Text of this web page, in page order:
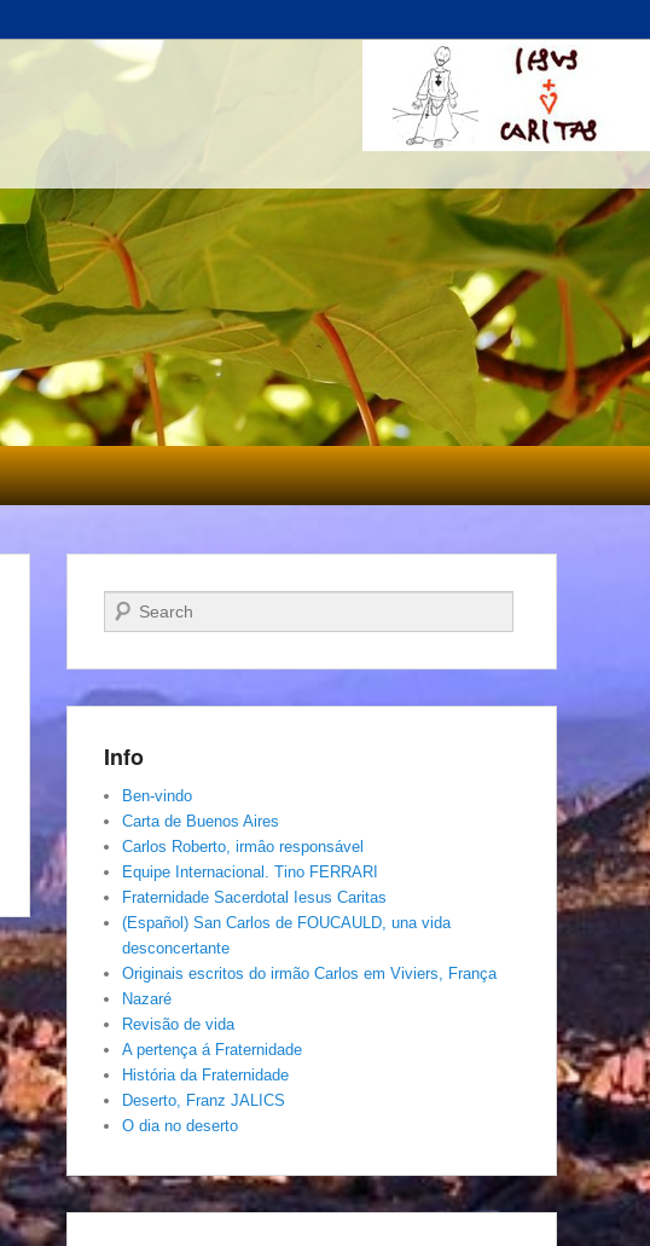
Pesquisar…
Info
Ben-vindo
Carta de Buenos Aires
Carlos Roberto, irmâo responsável
Equipe Internacional. Tino FERRARI
Fraternidade Sacerdotal Iesus Caritas
(Español) San Carlos de FOUCAULD, una vida
desconcertante
Originais escritos do irmão Carlos em Viviers, França
Nazaré
Revisão de vida
A pertença á Fraternidade
História da Fraternidade
Deserto, Franz JALICS
O dia no deserto